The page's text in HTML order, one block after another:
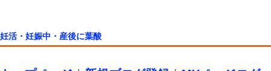
妊活・妊娠中・産後に葉酸